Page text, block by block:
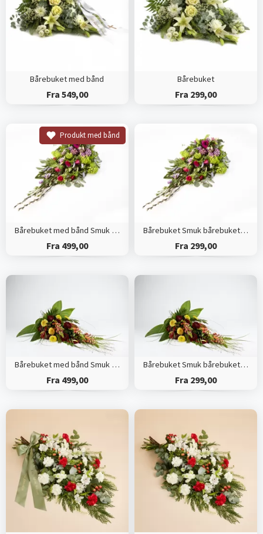
Bårebuket med bånd
Fra 549,00
Bårebuket
Fra 299,00
Produkt med bånd
Bårebuket med bånd Smuk bårebuket efter blomsterdekoratørens valg
Fra 499,00
Bårebuket Smuk bårebuket efter blomsterdekoratørens valg
Fra 299,00
Bårebuket med bånd Smuk bårebuket med årstidens blomster
Fra 499,00
Bårebuket Smuk bårebuket med årstidens blomster
Fra 299,00